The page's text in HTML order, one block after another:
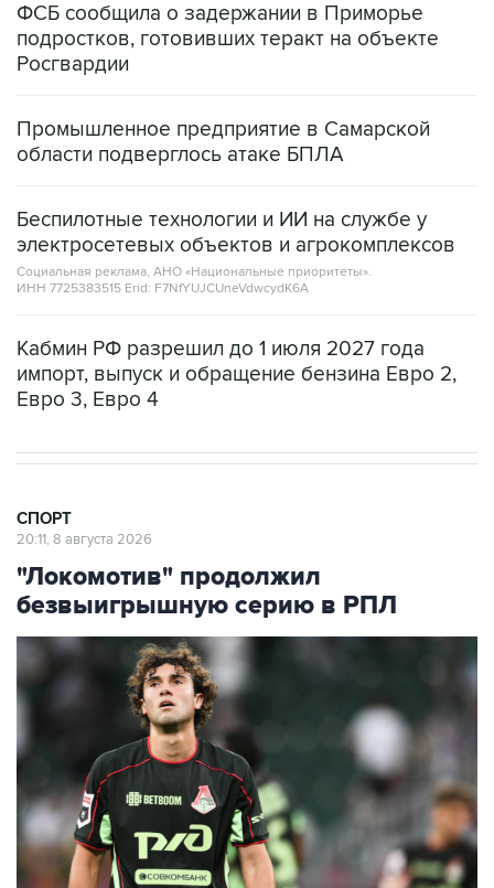
ФСБ сообщила о задержании в Приморье
подростков, готовивших теракт на объекте
Росгвардии
Промышленное предприятие в Самарской
области подверглось атаке БПЛА
Беспилотные технологии и ИИ на службе у
электросетевых объектов и агрокомплексов
Социальная реклама, АНО «Национальные приоритеты».
ИНН 7725383515 Erid: F7NfYUJCUneVdwcydK6A
Кабмин РФ разрешил до 1 июля 2027 года
импорт, выпуск и обращение бензина Евро 2,
Евро 3, Евро 4
СПОРТ
20:11, 8 августа 2026
"Локомотив" продолжил
безвыигрышную серию в РПЛ